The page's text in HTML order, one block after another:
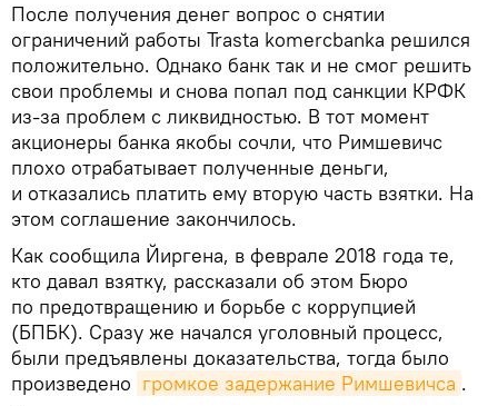
После получения денег вопрос о снятии
ограничений работы Trasta komercbanka решился
положительно. Однако банк так и не смог решить
свои проблемы и снова попал под санкции КРФК
из-за проблем с ликвидностью. В тот момент
акционеры банка якобы сочли, что Римшевичс
плохо отрабатывает полученные деньги,
и отказались платить ему вторую часть взятки. На
этом соглашение закончилось.
Как сообщила Йиргена, в феврале 2018 года те,
кто давал взятку, рассказали об этом Бюро
по предотвращению и борьбе с коррупцией
(БПБК). Сразу же начался уголовный процесс,
были предъявлены доказательства, тогда было
произведено громкое задержание Римшевичса .